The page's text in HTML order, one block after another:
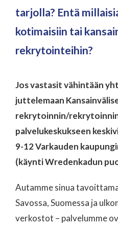
tarjolla? Entä
kotimaisiin tai
rekrytointeihin?
Jos vastasit vähintään
juttelemaan
rekrytoinnin/
palvelukeskukseen
9-12 Varkauden
(käynti Wredenkadun
Autamme sinua
Savossa, Suomessa ja
verkostot – palvelumme